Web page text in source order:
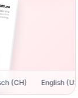
English (US)